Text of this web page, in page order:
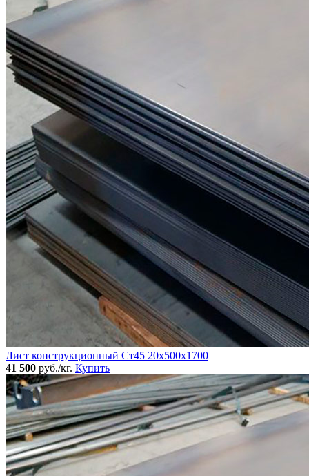
Лист конструкционный Ст45 20х500х1700
41 500 руб./кг. Купить